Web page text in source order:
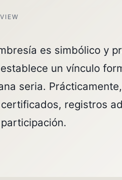
es simbólico y
un vínculo
seria.
registros